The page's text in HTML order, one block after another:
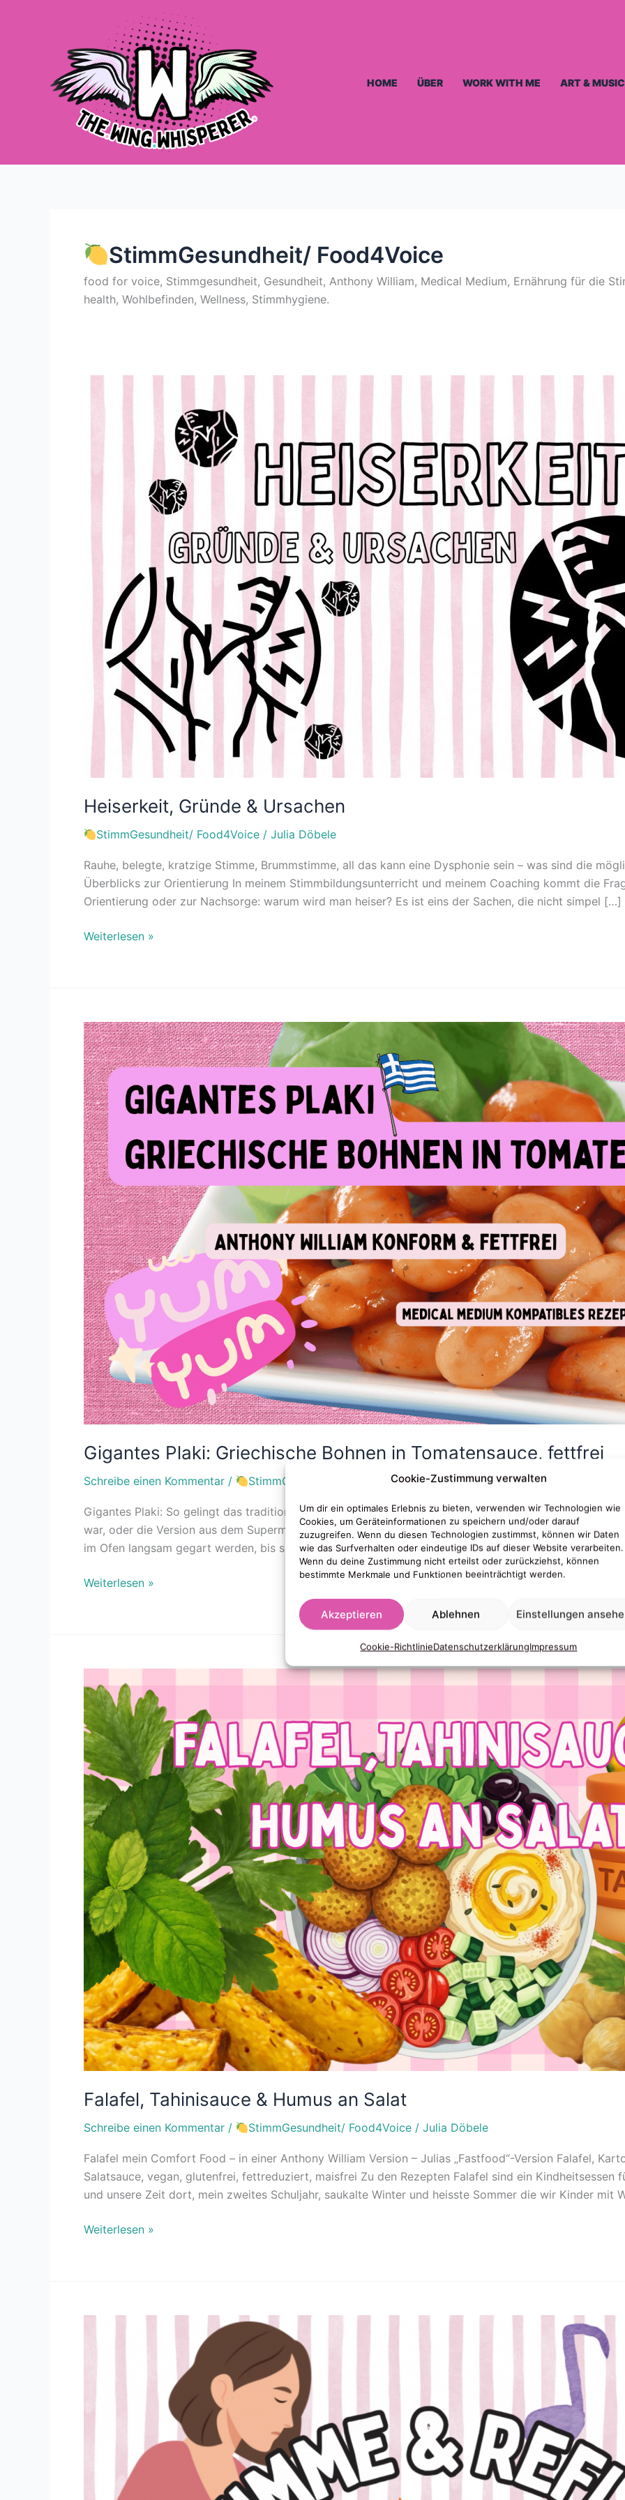
Cookie-Zustimmung verwalten
Um dir ein optimales Erlebnis zu bieten, verwenden wir Technologien wie
Cookies, um Geräteinformationen zu speichern und/oder darauf
zuzugreifen. Wenn du diesen Technologien zustimmst, können wir Daten
wie das Surfverhalten oder eindeutige IDs auf dieser Website verarbeiten.
Wenn du deine Zustimmung nicht erteilst oder zurückziehst, können
bestimmte Merkmale und Funktionen beeinträchtigt werden.
Akzeptieren Ablehnen Einstellungen
Cookie-RichtlinieDatenschutzerklärungImpressum
HOME ÜBER WORK WITH ME ART & MUSIC
StimmGesundheit/ Food4Voice
food for voice, Stimmgesundheit, Gesundheit, Anthony William, Medical Medium, Ernährung für die
health, Wohlbefinden, Wellness, Stimmhygiene.
Heiserkeit, Gründe & Ursachen
StimmGesundheit/ Food4Voice /Julia Döbele
Rauhe, belegte, kratzige Stimme, Brummstimme, all das kann eine Dysphonie sein – was sind die
Überblicks zur Orientierung In meinem Stimmbildungsunterricht und meinem Coaching kommt die
Orientierung oder zur Nachsorge: warum wird man heiser? Es ist eins der Sachen, die nicht simpel […]
Weiterlesen »
Gigantes Plaki: Griechische Bohnen in Tomatensauce, fettfrei
Schreibe einen Kommentar / StimmGesundheit/ Food4Voice,🍽 Rezepte/Julia Döbele
Gigantes Plaki: So gelingt das traditionelle griechische Bohnengericht, saftig, aromatisch & ganz
war, oder die Version aus dem Supermarkt in Dosen liebt, kennt sie: Gigantes Plaki, große, weiche
im Ofen langsam gegart werden, bis sie die Aromen der Sauce komplett in sich
Gigantes
Plaki:
Griechische
Bohnen
in
Tomatensauce,
fettfrei
Weiterlesen »
Falafel, Tahinisauce & Humus an Salat
Schreibe einen Kommentar / StimmGesundheit/ Food4Voice /Julia Döbele
Falafel mein Comfort Food – in einer Anthony William Version – Julias „Fastfood“-Version Falafel,
Salatsauce, vegan, glutenfrei, fettreduziert, maisfrei Zu den Rezepten Falafel sind ein Kindheitsessen
und unsere Zeit dort, mein zweites Schuljahr, saukalte Winter und heisste Sommer die wir Kinder mit
Tahinisauce
&
Humus
an
Salat
Weiterlesen »